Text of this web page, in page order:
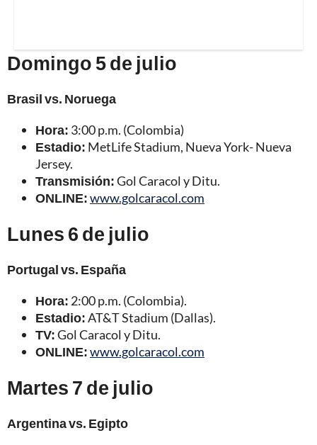
Domingo 5 de julio
Brasil vs. Noruega
Hora: 3:00 p.m. (Colombia)
Estadio: MetLife Stadium, Nueva York- Nueva
Jersey.
Transmisión:Gol Caracol y Ditu.
ONLINE:www.golcaracol.com
Lunes 6 de julio
Portugal vs. España
Hora: 2:00 p.m. (Colombia).
Estadio:AT&T Stadium (Dallas).
TV:Gol Caracol y Ditu.
ONLINE:www.golcaracol.com
Martes 7 de julio
Argentina vs. Egipto